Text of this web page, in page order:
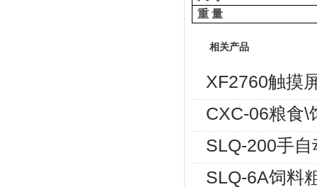
重 量
相关产品
XF2760触摸
CXC-06粮食\
SLQ-200手
SLQ-6A饲料